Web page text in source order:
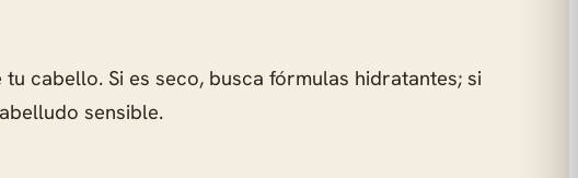
cabello. Si es seco, busca fórmulas hidratantes; si
sensible.